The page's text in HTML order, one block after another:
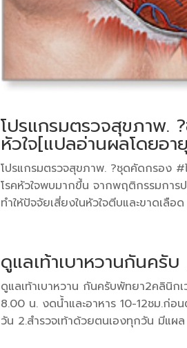
โปรแกรมตรวจสุขภาพ.
หัวใจ[แปลอ่านผลโดยอ
โปรแกรมตรวจสุขภาพ. ?ชุดคัดกรอง
โรคหัวใจพบมากขึ้น จากพฤติกรรมกา
ทำให้ปัจจัยเสี่ยงในหัวใจตีบและขาดเลือ
ดูแลเท้าเบาหวานกันครั
ดูแลเท้าเบาหวาน กันครับพัทยา2คลินิ
8.00 น. งดน้ำและอาหาร 10-12ชม.ก่อ
วัน 2.สำรวจเท้าด้วยตนเองทุกวัน มีแผ